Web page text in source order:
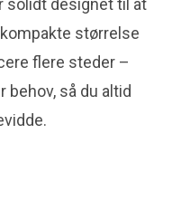
størrelse
flere steder –
så du altid